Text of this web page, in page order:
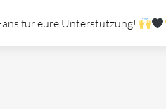
für eure Unterstützung!